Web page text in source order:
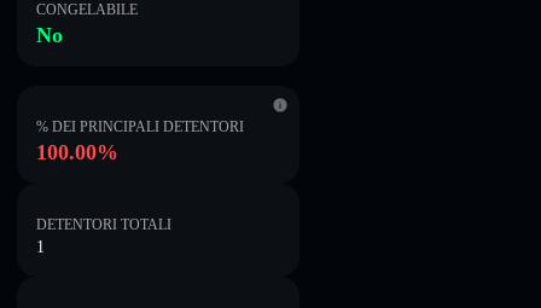
CONGELABILE
No
% DEI PRINCIPALI DETENTORI
100.00%
DETENTORI TOTALI
1